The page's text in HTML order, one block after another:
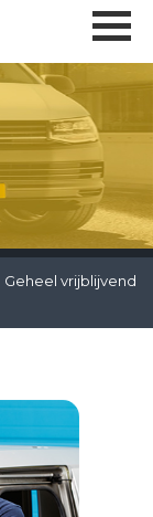
Geheel vrijblijvend